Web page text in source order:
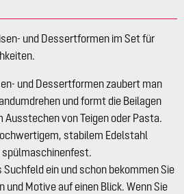
und Dessertformen im Set für
und Dessertformen zaubert man
und formt die Beilagen
Ausstechen von Teigen oder Pasta.
stabilem Edelstahl
Suchfeld ein und schon bekommen Sie
und Motive auf einen Blick. Wenn Sie